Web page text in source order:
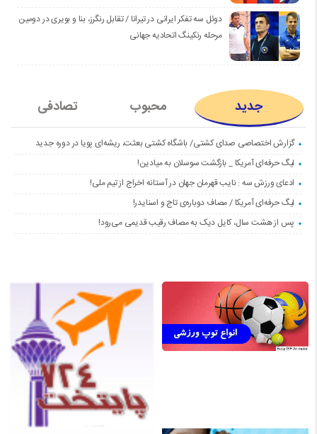
دوئل سه تفکر ایرانی در تیرانا / تقابل رنگرز، بنا و بویری در دومین
مرحله رنکینگ اتحادیه جهانی
جدید محبوب تصادفی
گزارش اختصاصی صدای کشتی/ باشگاه کشتی بعثت، ریشه‌ای پویا در دوره جدید
لیگ حرفه‌ای آمریکا _ بازگشت سوسلان به میادین!
ادعای ورزش سه : نایب قهرمان جهان در آستانه اخراج از تیم ملی!
لیگ حرفه‌ای آمریکا / مصاف دوباره‌ی تاج و اسنایدر!
پس از هشت سال، کایل دیک به مصاف رقیب قدیمی می‌رود!